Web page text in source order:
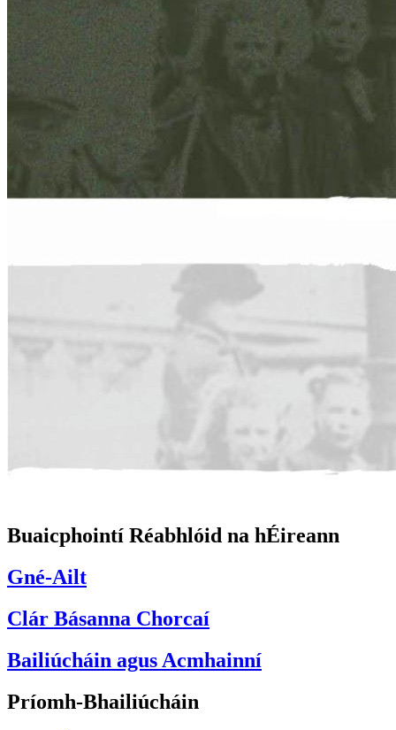
Buaicphointí Réabhlóid na hÉireann
Gné-Ailt
Clár Básanna Chorcaí
Bailiúcháin agus Acmhainní
Príomh-Bhailiúcháin